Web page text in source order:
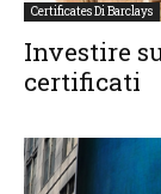
Certificates Di Barclays
Investire
certificati